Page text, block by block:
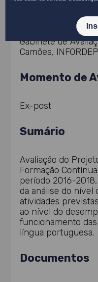
Equipa de
Gabinete de
Camões,
Momento de
Ex-post
Sumário
Avaliação do
Formação
período 2016-
da análise do nível
atividades
ao nível do
funcionamento
língua portuguesa.
Documentos